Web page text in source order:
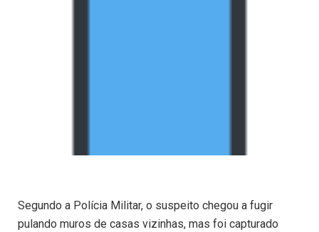
Segundo a Polícia Militar, o suspeito chegou a fugir
pulando muros de casas vizinhas, mas foi capturado